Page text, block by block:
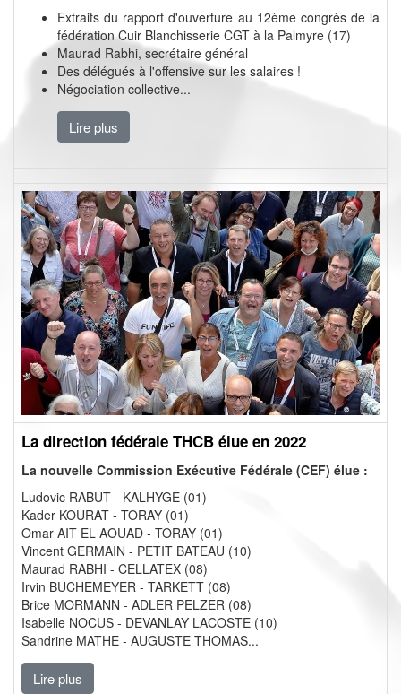
Extraits du rapport d'ouverture au 12ème congrès de la
fédération Cuir Blanchisserie CGT à la Palmyre (17)
Maurad Rabhi, secrétaire général
Des délégués à l'offensive sur les salaires !
Négociation collective...
Lire plus
La direction fédérale THCB élue en 2022
La nouvelle Commission Exécutive Fédérale (CEF) élue :
Ludovic RABUT - KALHYGE (01)
Kader KOURAT - TORAY (01)
Omar AIT EL AOUAD - TORAY (01)
Vincent GERMAIN - PETIT BATEAU (10)
Maurad RABHI - CELLATEX (08)
Irvin BUCHEMEYER - TARKETT (08)
Brice MORMANN - ADLER PELZER (08)
Isabelle NOCUS - DEVANLAY LACOSTE (10)
Sandrine MATHE - AUGUSTE THOMAS...
Lire plus